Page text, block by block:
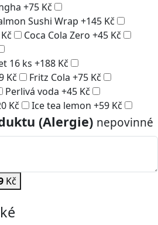
+75 Kč
Sushi Wrap +145 Kč
Kč Coca Cola Zero +45 Kč
16 ks +188 Kč
Kč Fritz Cola +75 Kč
Perlivá voda +45 Kč
Kč Ice tea lemon +59 Kč
(Alergie) nepovinné
Kč